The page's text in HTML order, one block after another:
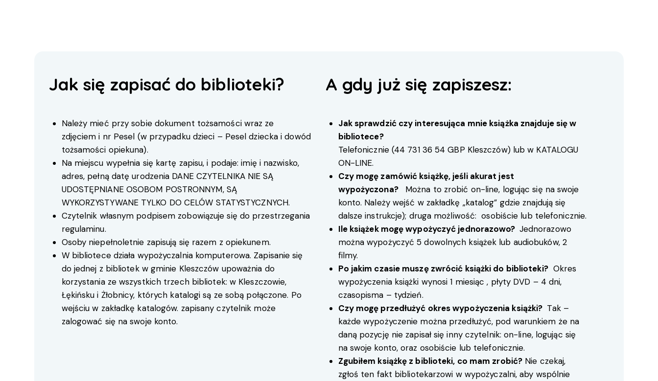
Jak się zapisać do biblioteki?
Należy mieć przy sobie dokument tożsamości wraz ze
zdjęciem i nr Pesel (w przypadku dzieci – Pesel dziecka i dowód
tożsamości opiekuna).
Na miejscu wypełnia się kartę zapisu, i podaje: imię i nazwisko,
adres, pełną datę urodzenia DANE CZYTELNIKA NIE SĄ
UDOSTĘPNIANE OSOBOM POSTRONNYM, SĄ
WYKORZYSTYWANE TYLKO DO CELÓW STATYSTYCZNYCH.
Czytelnik własnym podpisem zobowiązuje się do przestrzegania
regulaminu.
Osoby niepełnoletnie zapisują się razem z opiekunem.
W bibliotece działa wypożyczalnia komputerowa. Zapisanie się
do jednej z bibliotek w gminie Kleszczów upoważnia do
korzystania ze wszystkich trzech bibliotek: w Kleszczowie,
Łękińsku i Żłobnicy, których katalogi są ze sobą połączone. Po
wejściu w zakładkę katalogów. zapisany czytelnik może
zalogować się na swoje konto.
A gdy już się zapiszesz:
Jak sprawdzić czy interesująca mnie książka znajduje się w
bibliotece?
Telefonicznie (44 731 36 54 GBP Kleszczów) lub w KATALOGU
ON-LINE.
Czy mogę zamówić książkę, jeśli akurat jest
wypożyczona?
Można to zrobić on-line, logując się na swoje
konto. Należy wejść w zakładkę „katalog” gdzie znajdują się
dalsze instrukcje); druga możliwość: osobiście lub telefonicznie.
Ile książek mogę wypożyczyć jednorazowo? Jednorazowo
można wypożyczyć 5 dowolnych książek lub audiobuków, 2
filmy.
Po jakim czasie muszę zwrócić książki do biblioteki?Okres
wypożyczenia książki wynosi 1 miesiąc , płyty DVD – 4 dni,
czasopisma – tydzień.
Czy mogę przedłużyć okres wypożyczenia książki? Tak –
każde wypożyczenie można przedłużyć, pod warunkiem że na
daną pozycję nie zapisał się inny czytelnik: on-line, logując się
na swoje konto, oraz osobiście lub telefonicznie.
Zgubiłem książkę z biblioteki, co mam zrobić? Nie czekaj,
zgłoś ten fakt bibliotekarzowi w wypożyczalni, aby wspólnie